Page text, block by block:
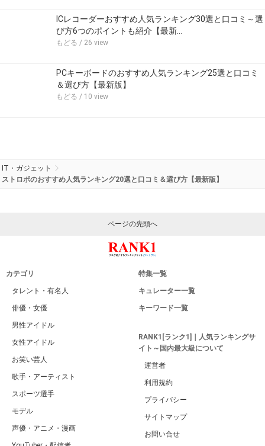
ICレコーダーおすすめ人気ランキング30選と口コミ～選
び方6つのポイントも紹介【最新…
もどる / 26 view
PCキーボードのおすすめ人気ランキング25選と口コミ
＆選び方【最新版】
もどる / 10 view
IT・ガジェット
ストロボのおすすめ人気ランキング20選と口コミ＆選び方【最新版】
ページの先頭へ
カテゴリ
タレント・有名人
俳優・女優
男性アイドル
女性アイドル
お笑い芸人
歌手・アーティスト
スポーツ選手
モデル
声優・アニメ・漫画
特集一覧
キュレーター一覧
キーワード一覧
RANK1[ランク1]｜人気ランキングサ
イト～国内最大級について
運営者
利用規約
プライバシー
サイトマップ
お問い合せ